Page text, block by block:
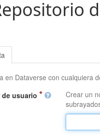
en Dataverse con cualquiera
usuario
Crear un